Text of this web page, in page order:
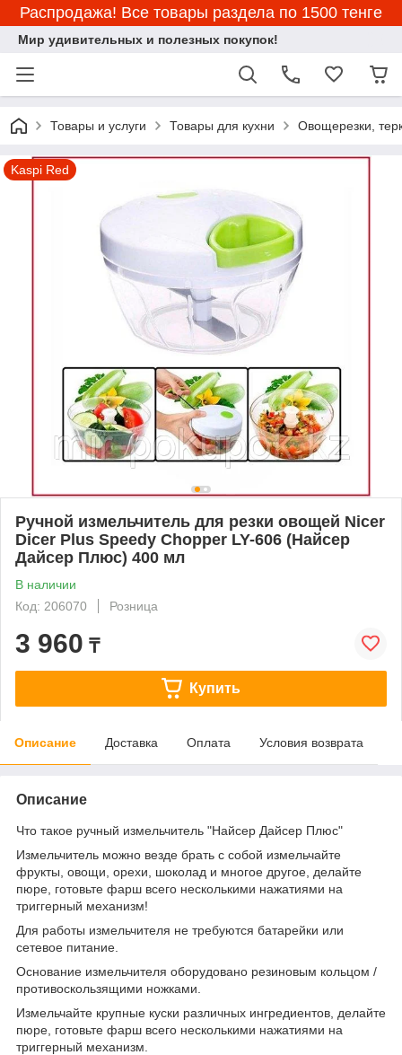
Распродажа! Все товары раздела по 1500 тенге
Мир удивительных и полезных покупок!
Товары и услуги Товары для кухни Овощерезки,
Kaspi Red
Ручной измельчитель для резки овощей Nicer
Dicer Plus Speedy Chopper LY-606 (Найсер
Дайсер Плюс) 400 мл
В наличии
Код: 206070
Розница
3 960 ₸
Купить
Описание Доставка Оплата Условия возврата
Описание
Что такое ручный измельчитель "Найсер Дайсер Плюс"
Измельчитель можно везде брать с собой измельчайте
фрукты, овощи, орехи, шоколад и многое другое, делайте
пюре, готовьте фарш всего несколькими нажатиями на
триггерный механизм!
Для работы измельчителя не требуются батарейки или
сетевое питание.
Основание измельчителя оборудовано резиновым кольцом /
противоскользящими ножками.
Измельчайте крупные куски различных ингредиентов, делайте
пюре, готовьте фарш всего несколькими нажатиями на
триггерный механизм.